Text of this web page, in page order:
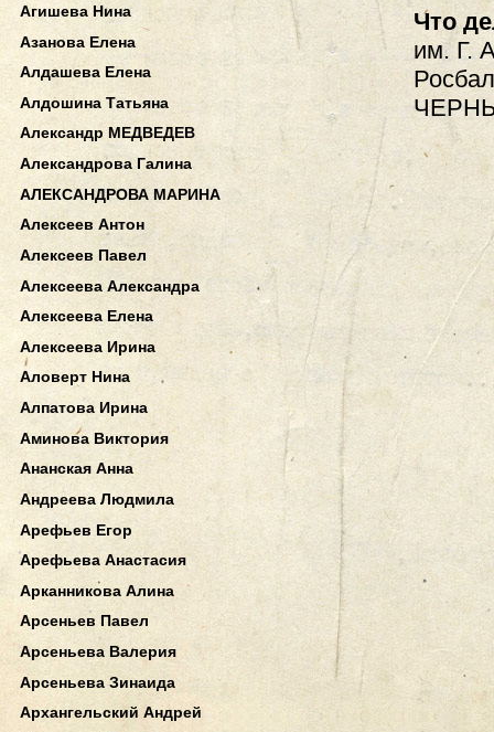
Что
им. Г.
Агишева Нина
Азанова Елена
Алдашева Елена
Алдошина Татьяна
Александр МЕДВЕДЕВ
Александрова Галина
АЛЕКСАНДРОВА МАРИНА
Алексеев Антон
Алексеев Павел
Алексеева Александра
Алексеева Елена
Алексеева Ирина
Аловерт Нина
Алпатова Ирина
Аминова Виктория
Ананская Анна
Андреева Людмила
Арефьев Егор
Арефьева Анастасия
Арканникова Алина
Арсеньев Павел
Арсеньева Валерия
Арсеньева Зинаида
Архангельский Андрей